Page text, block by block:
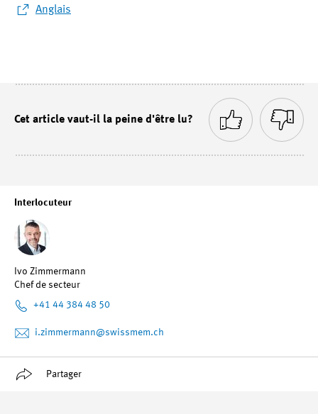
Interlocuteur
Ivo Zimmermann
Chef de secteur
+41 44 384 48 50
i.zimmermann@swissmem.ch
Partager
Anglais
Cet article vaut-il la peine d'être lu?